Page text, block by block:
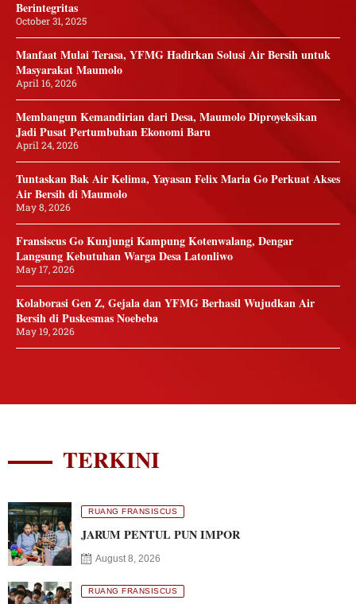
Berintegritas
October 31, 2025
Manfaat Mulai Terasa, YFMG Hadirkan Solusi Air Bersih untuk
Masyarakat Maumolo
April 16, 2026
Membangun Kemandirian dari Desa, Maumolo Diproyeksikan
Jadi Pusat Pertumbuhan Ekonomi Baru
April 24, 2026
Tuntaskan Bak Air Kelima, Yayasan Felix Maria Go Perkuat Akses
Air Bersih di Maumolo
May 8, 2026
Fransiscus Go Kunjungi Kampung Kotenwalang, Dengar
Langsung Kebutuhan Warga Desa Latonliwo
May 17, 2026
Kolaborasi Gen Z, Gejala dan YFMG Berhasil Wujudkan Air
Bersih di Puskesmas Noebeba
May 19, 2026
TERKINI
RUANG FRANSISCUS
JARUM PENTUL PUN IMPOR
August 8, 2026
RUANG FRANSISCUS